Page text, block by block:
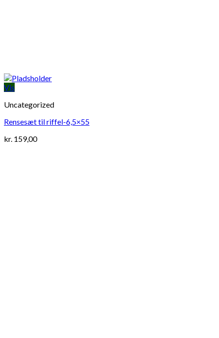
Vis
Uncategorized
Rensesæt til riffel-6,5×55
kr. 159,00